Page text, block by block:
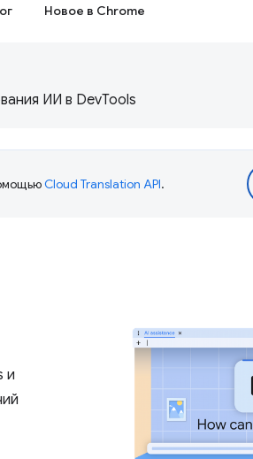
Новое в Chrome
ИИ в DevTools
Cloud Translation API.
и